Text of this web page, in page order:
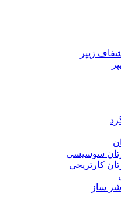
زیپر
سوسیسی
کارتریجی
ساز